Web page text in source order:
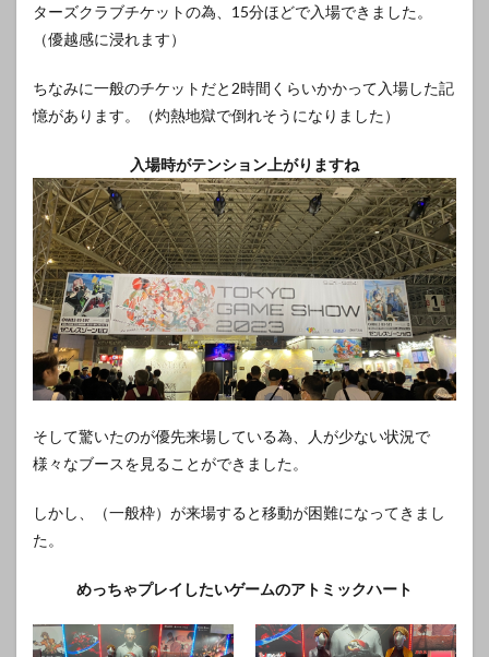
ターズクラブチケットの為、15分ほどで入場できました。
（優越感に浸れます）
ちなみに一般のチケットだと2時間くらいかかって入場した記
憶があります。（灼熱地獄で倒れそうになりました）
入場時がテンション上がりますね
そして驚いたのが優先来場している為、人が少ない状況で
様々なブースを見ることができました。
しかし、（一般枠）が来場すると移動が困難になってきまし
た。
めっちゃプレイしたいゲームのアトミックハート